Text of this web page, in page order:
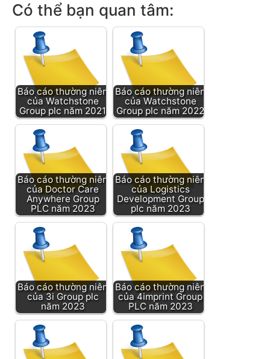
Có thể bạn quan tâm:
Báo cáo thường niên
của Watchstone
Group plc năm 2021
Báo cáo thường niên
của Watchstone
Group plc năm 2022
Báo cáo thường niên
của Doctor Care
Anywhere Group
PLC năm 2023
Báo cáo thường niên
của Logistics
Development Group
plc năm 2023
Báo cáo thường niên
của 3i Group plc
năm 2023
Báo cáo thường niên
của 4imprint Group
PLC năm 2023